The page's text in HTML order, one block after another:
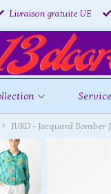
Livraison gratuite UE
Service
IVKO - Jacquard